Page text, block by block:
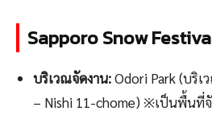
Sapporo Snow
บริเวณจัดงาน:Odori Park (บริ
– Nishi 11-chome) ※เป็นพื้นที่